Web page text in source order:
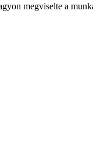
megviselte a